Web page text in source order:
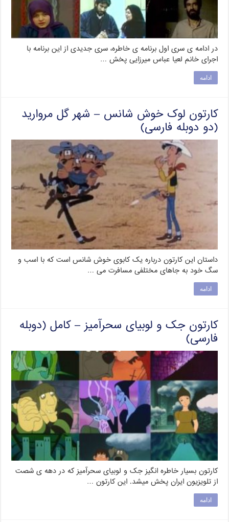
در ادامه ی سری اول برنامه ی خاطره، سری جدیدی از این برنامه با
اجرای خانم لعیا عباس میرزایی پخش …
ادامه
کارتون لوک خوش شانس – شهر گل مروارید
(دو دوبله فارسی)
داستان این کارتون درباره یک کابوی خوش شانس است که با اسب و
سگ خود به جاهای مختلفی مسافرت می …
ادامه
کارتون جک و لوبیای سحرآمیز – کامل (دوبله
فارسی)
کارتون بسیار خاطره انگیز جک و لوبیای سحرآمیز که در دهه ی شصت
از تلویزیون ایران پخش میشد. این کارتون …
ادامه